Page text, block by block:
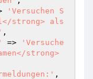
'Versuchen S
strong> als
,
=>
'Versuche
strong>
,